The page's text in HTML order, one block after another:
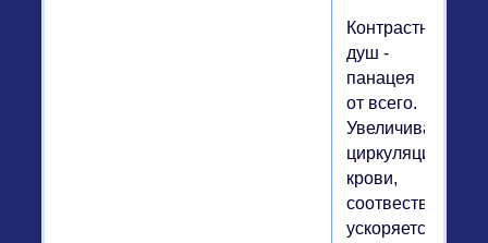
Контрастный
душ -
панацея
от всего.
Увеличивает
циркуляцию
крови,
соотвественно,
ускоряется